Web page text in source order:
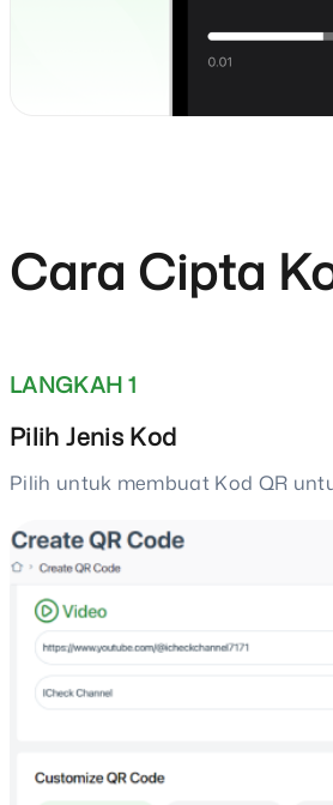
Cara Cipta
LANGKAH 1
Pilih Jenis Kod
Pilih untuk membuat Kod QR